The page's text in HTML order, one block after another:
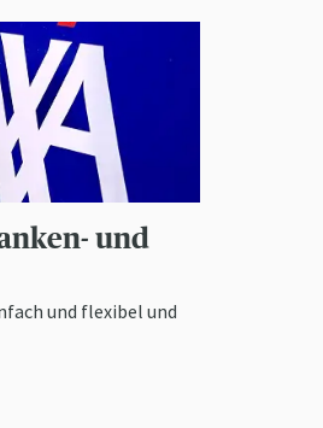
und
und flexibel und